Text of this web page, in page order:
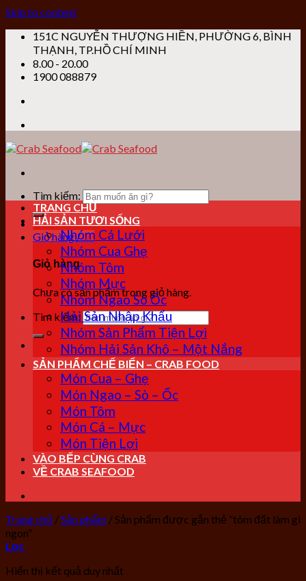
Skip to content
151C NGUYỄN THƯỢNG HIỀN, PHƯỜNG 6, BÌNH
THẠNH, TP.HỒ CHÍ MINH
8.00 - 20.00
1900 088879
Tìm kiếm:
Giỏ hàng /0₫
Giỏ hàng
Chưa có sản phẩm trong giỏ hàng.
Tìm kiếm:
TRANG CHỦ
HẢI SẢN TƯƠI SỐNG
Nhóm Cá Lưới
Nhóm Cua Ghẹ
Nhóm Tôm
Nhóm Mực
Nhóm Ngao Sò Ốc
Hải Sản Nhập Khẩu
Nhóm Sản Phẩm Tiện Lợi
Nhóm Hải Sản Khô – Một Nắng
SẢN PHẨM CHẾ BIẾN – CRAB FOOD
Món Cua – Ghẹ
Món Ngao – Sò – Ốc
Món Tôm
Món Cá – Mực
Món Tiện Lợi
VÀO BẾP CÙNG CRAB
VỀ CRAB SEAFOOD
Trang chủ /Sản phẩm /Sản phẩm được gắn thẻ “tôm đất làm gì
ngon”
Lọc
Hiển thị kết quả duy nhất